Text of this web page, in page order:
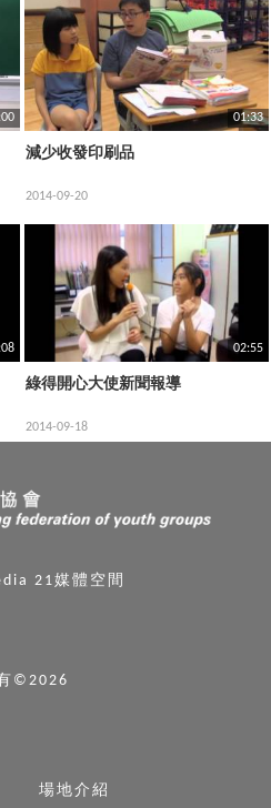
01:33
減少收發印刷品
2014-09-20
02:55
綠得開心大使新聞報導
2014-09-18
21媒體空間
©2026
場地介紹